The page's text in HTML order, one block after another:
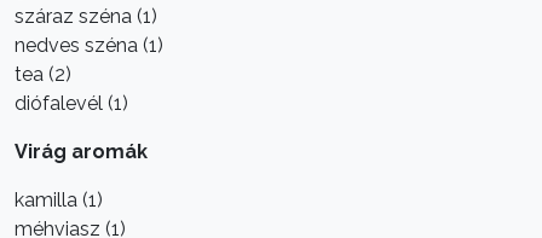
száraz széna (1)
nedves széna (1)
tea (2)
diófalevél (1)
Virág aromák
kamilla (1)
méhviasz (1)